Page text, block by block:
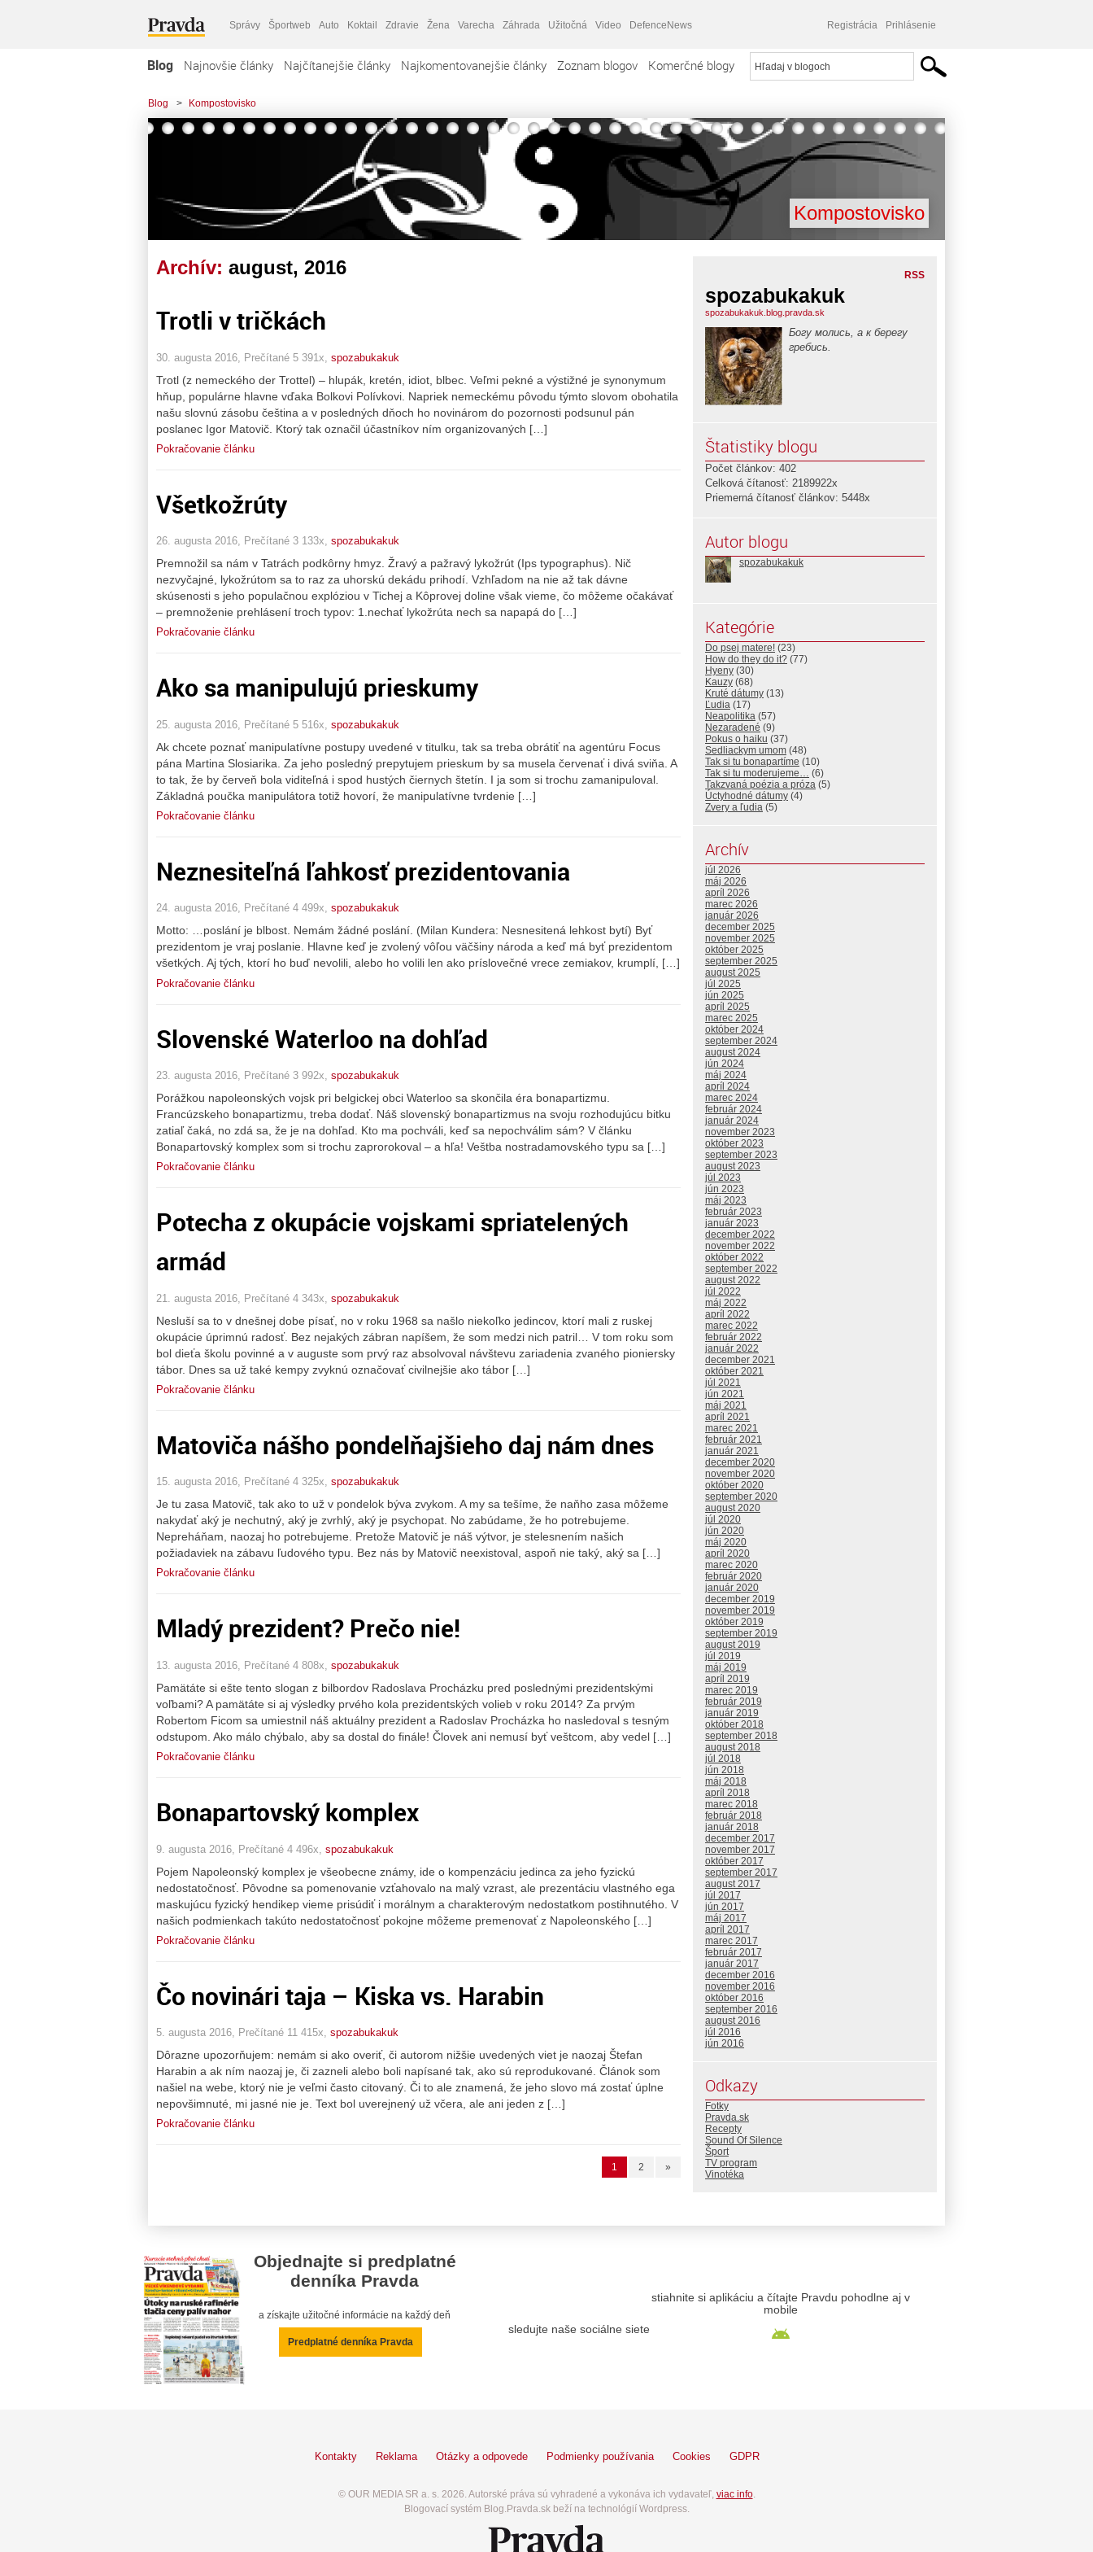
Správy Športweb Auto Koktail Zdravie Žena Varecha Záhrada Užitočná Video DefenceNews Registrácia Prihlásenie
Blog Najnovšie články Najčítanejšie články Najkomentovanejšie články Zoznam blogov Komerčné blogy
Blog > Kompostovisko
Kompostovisko
Archív: august, 2016
Trotli v tričkách
30. augusta 2016, Prečítané 5 391x, spozabukakuk
Trotl (z nemeckého der Trottel) – hlupák, kretén, idiot, blbec. Veľmi pekné a výstižné je synonymum
hňup, populárne hlavne vďaka Bolkovi Polívkovi. Napriek nemeckému pôvodu týmto slovom obohatila
našu slovnú zásobu čeština a v posledných dňoch ho novinárom do pozornosti podsunul pán
poslanec Igor Matovič. Ktorý tak označil účastníkov ním organizovaných […]
Pokračovanie článku
Všetkožrúty
26. augusta 2016, Prečítané 3 133x, spozabukakuk
Premnožil sa nám v Tatrách podkôrny hmyz. Žravý a pažravý lykožrút (Ips typographus). Nič
nezvyčajné, lykožrútom sa to raz za uhorskú dekádu prihodí. Vzhľadom na nie až tak dávne
skúsenosti s jeho populačnou explóziou v Tichej a Kôprovej doline však vieme, čo môžeme očakávať
– premnoženie prehlásení troch typov: 1.nechať lykožrúta nech sa napapá do […]
Pokračovanie článku
Ako sa manipulujú prieskumy
25. augusta 2016, Prečítané 5 516x, spozabukakuk
Ak chcete poznať manipulatívne postupy uvedené v titulku, tak sa treba obrátiť na agentúru Focus
pána Martina Slosiarika. Za jeho posledný prepytujem prieskum by sa musela červenať i divá sviňa. A
to tak, že by červeň bola viditeľná i spod hustých čiernych štetín. I ja som si trochu zamanipuloval.
Základná poučka manipulátora totiž hovorí, že manipulatívne tvrdenie […]
Pokračovanie článku
Neznesiteľná ľahkosť prezidentovania
24. augusta 2016, Prečítané 4 499x, spozabukakuk
Motto: …poslání je blbost. Nemám žádné poslání. (Milan Kundera: Nesnesitená lehkost bytí) Byť
prezidentom je vraj poslanie. Hlavne keď je zvolený vôľou väčšiny národa a keď má byť prezidentom
všetkých. Aj tých, ktorí ho buď nevolili, alebo ho volili len ako príslovečné vrece zemiakov, krumplí, […]
Pokračovanie článku
Slovenské Waterloo na dohľad
23. augusta 2016, Prečítané 3 992x, spozabukakuk
Porážkou napoleonských vojsk pri belgickej obci Waterloo sa skončila éra bonapartizmu.
Francúzskeho bonapartizmu, treba dodať. Náš slovenský bonapartizmus na svoju rozhodujúcu bitku
zatiaľ čaká, no zdá sa, že je na dohľad. Kto ma pochváli, keď sa nepochválim sám? V článku
Bonapartovský komplex som si trochu zaprorokoval – a hľa! Veštba nostradamovského typu sa […]
Pokračovanie článku
Potecha z okupácie vojskami spriatelených
armád
21. augusta 2016, Prečítané 4 343x, spozabukakuk
Nesluší sa to v dnešnej dobe písať, no v roku 1968 sa našlo niekoľko jedincov, ktorí mali z ruskej
okupácie úprimnú radosť. Bez nejakých zábran napíšem, že som medzi nich patril… V tom roku som
bol dieťa školu povinné a v auguste som prvý raz absolvoval návštevu zariadenia zvaného pioniersky
tábor. Dnes sa už také kempy zvyknú označovať civilnejšie ako tábor […]
Pokračovanie článku
Matoviča nášho pondelňajšieho daj nám dnes
15. augusta 2016, Prečítané 4 325x, spozabukakuk
Je tu zasa Matovič, tak ako to už v pondelok býva zvykom. A my sa tešíme, že naňho zasa môžeme
nakydať aký je nechutný, aký je zvrhlý, aký je psychopat. No zabúdame, že ho potrebujeme.
Nepreháňam, naozaj ho potrebujeme. Pretože Matovič je náš výtvor, je stelesnením našich
požiadaviek na zábavu ľudového typu. Bez nás by Matovič neexistoval, aspoň nie taký, aký sa […]
Pokračovanie článku
Mladý prezident? Prečo nie!
13. augusta 2016, Prečítané 4 808x, spozabukakuk
Pamätáte si ešte tento slogan z bilbordov Radoslava Procházku pred poslednými prezidentskými
voľbami? A pamätáte si aj výsledky prvého kola prezidentských volieb v roku 2014? Za prvým
Robertom Ficom sa umiestnil náš aktuálny prezident a Radoslav Procházka ho nasledoval s tesným
odstupom. Ako málo chýbalo, aby sa dostal do finále! Človek ani nemusí byť veštcom, aby vedel […]
Pokračovanie článku
Bonapartovský komplex
9. augusta 2016, Prečítané 4 496x, spozabukakuk
Pojem Napoleonský komplex je všeobecne známy, ide o kompenzáciu jedinca za jeho fyzickú
nedostatočnosť. Pôvodne sa pomenovanie vzťahovalo na malý vzrast, ale prezentáciu vlastného ega
maskujúcu fyzický hendikep vieme prisúdiť i morálnym a charakterovým nedostatkom postihnutého. V
našich podmienkach takúto nedostatočnosť pokojne môžeme premenovať z Napoleonského […]
Pokračovanie článku
Čo novinári taja – Kiska vs. Harabin
5. augusta 2016, Prečítané 11 415x, spozabukakuk
Dôrazne upozorňujem: nemám si ako overiť, či autorom nižšie uvedených viet je naozaj Štefan
Harabin a ak ním naozaj je, či zazneli alebo boli napísané tak, ako sú reprodukované. Článok som
našiel na webe, ktorý nie je veľmi často citovaný. Či to ale znamená, že jeho slovo má zostať úplne
nepovšimnuté, mi jasné nie je. Text bol uverejnený už včera, ale ani jeden z […]
Pokračovanie článku
1 2 »
RSS
spozabukakuk
spozabukakuk.blog.pravda.sk
Богу молись, а к берегу
гребись.
Štatistiky blogu
Počet článkov: 402
Celková čítanosť: 2189922x
Priemerná čítanosť článkov: 5448x
Autor blogu
spozabukakuk
Kategórie
Do psej matere! (23)
How do they do it? (77)
Hyeny (30)
Kauzy (68)
Kruté dátumy (13)
Ľudia (17)
Neapolitika (57)
Nezaradené (9)
Pokus o haiku (37)
Sedliackym umom (48)
Tak si tu bonapartíme (10)
Tak si tu moderujeme… (6)
Takzvaná poézia a próza (5)
Úctyhodné dátumy (4)
Zvery a ľudia (5)
Archív
júl 2026
máj 2026
apríl 2026
marec 2026
január 2026
december 2025
november 2025
október 2025
september 2025
august 2025
júl 2025
jún 2025
apríl 2025
marec 2025
október 2024
september 2024
august 2024
jún 2024
máj 2024
apríl 2024
marec 2024
február 2024
január 2024
november 2023
október 2023
september 2023
august 2023
júl 2023
jún 2023
máj 2023
február 2023
január 2023
december 2022
november 2022
október 2022
september 2022
august 2022
júl 2022
máj 2022
apríl 2022
marec 2022
február 2022
január 2022
december 2021
október 2021
júl 2021
jún 2021
máj 2021
apríl 2021
marec 2021
február 2021
január 2021
december 2020
november 2020
október 2020
september 2020
august 2020
júl 2020
jún 2020
máj 2020
apríl 2020
marec 2020
február 2020
január 2020
december 2019
november 2019
október 2019
september 2019
august 2019
júl 2019
máj 2019
apríl 2019
marec 2019
február 2019
január 2019
október 2018
september 2018
august 2018
júl 2018
jún 2018
máj 2018
apríl 2018
marec 2018
február 2018
január 2018
december 2017
november 2017
október 2017
september 2017
august 2017
júl 2017
jún 2017
máj 2017
apríl 2017
marec 2017
február 2017
január 2017
december 2016
november 2016
október 2016
september 2016
august 2016
júl 2016
jún 2016
Odkazy
Fotky
Pravda.sk
Recepty
Sound Of Silence
Šport
TV program
Vinotéka
Objednajte si predplatné
denníka Pravda
a získajte užitočné informácie na každý deň
Predplatné denníka Pravda
sledujte naše sociálne siete
stiahnite si aplikáciu a čítajte Pravdu pohodlne aj v
mobile
Kontakty Reklama Otázky a odpovede Podmienky používania Cookies GDPR
© OUR MEDIA SR a. s. 2026. Autorské práva sú vyhradené a vykonáva ich vydavateľ, viac info.
Blogovací systém Blog.Pravda.sk beží na technológií Wordpress.